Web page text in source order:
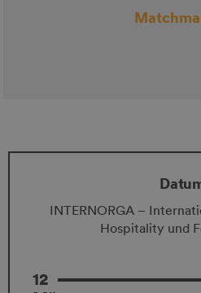
INTERNORGA –
Hospitality und
12